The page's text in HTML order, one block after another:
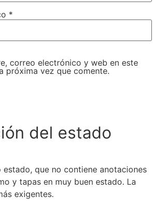
*
correo electrónico y web en este
próxima vez que comente.
del estado
que no contiene anotaciones
y tapas en muy buen estado. La
exigentes.